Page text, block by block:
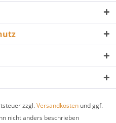
zzgl.Versandkosten und ggf.
nicht anders beschrieben